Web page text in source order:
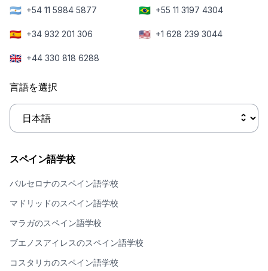
🇦🇷 +54 11 5984 5877 🇧🇷 +55 11 3197 4304
🇪🇸 +34 932 201 306 🇺🇸 +1 628 239 3044
🇬🇧 +44 330 818 6288
言語を選択
スペイン語学校
バルセロナのスペイン語学校
マドリッドのスペイン語学校
マラガのスペイン語学校
ブエノスアイレスのスペイン語学校
コスタリカのスペイン語学校